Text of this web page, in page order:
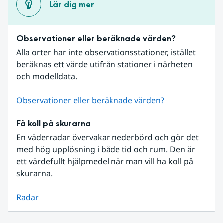
Lär dig mer
Observationer eller beräknade värden?
Alla orter har inte observationsstationer, istället
beräknas ett värde utifrån stationer i närheten
och modelldata.
Observationer eller beräknade värden?
Få koll på skurarna
En väderradar övervakar nederbörd och gör det
med hög upplösning i både tid och rum. Den är
ett värdefullt hjälpmedel när man vill ha koll på
skurarna.
Radar